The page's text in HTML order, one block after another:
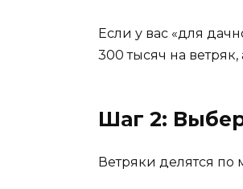
Если у вас «для
300 тысяч на
Шаг 2:
Ветряки делятся по